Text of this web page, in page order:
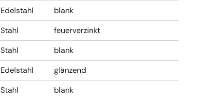
Edelstahl
blank
Stahl
feuerverzinkt
Stahl
blank
Edelstahl
glänzend
Stahl blank